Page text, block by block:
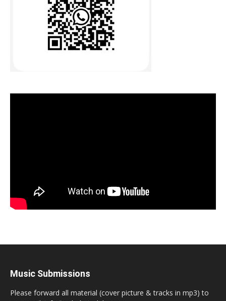
Music Submissions
Please forward all material (cover picture & tracks in mp3) to